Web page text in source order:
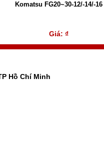
Komatsu FG20~30-12/-14/-16
Giá: ₫
Hồ Chí Minh